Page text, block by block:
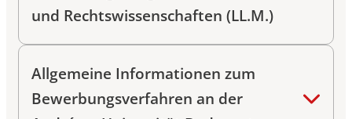
und Rechtswissenschaften (LL.M.)
Allgemeine Informationen zum
Bewerbungsverfahren an der